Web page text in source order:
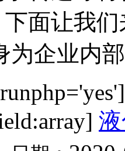
面让我
为企业内